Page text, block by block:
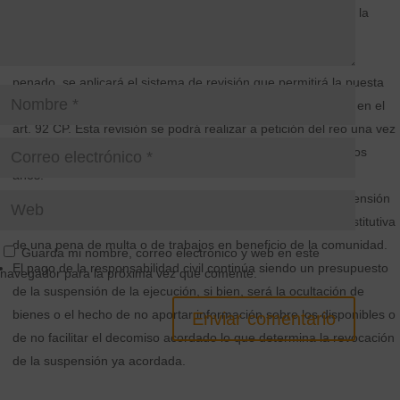
Después del cumplimiento íntegro de una parte relevante de la
penado, se aplicará el sistema de revisión que permitirá la puesta
en libertad del condenado si cumple los requisitos recogidos en el
art. 92 CP. Esta revisión se podrá realizar a petición del reo una vez
al año o de oficio por un tribunal colegiado, al menos cada dos
años.
La sustitución de la pena pasa a ser una modalidad de suspensión
en la que el juez puede acordar la imposición como pena sustitutiva
de una pena de multa o de trabajos en beneficio de la comunidad.
El pago de la responsabilidad civil continúa siendo un presupuesto
de la suspensión de la ejecución, si bien, será la ocultación de
bienes o el hecho de no aportar información sobre los disponibles o
de no facilitar el decomiso acordado lo que determina la revocación
de la suspensión ya acordada.
Guarda mi nombre, correo electrónico y web en este
navegador para la próxima vez que comente.
Enviar comentario